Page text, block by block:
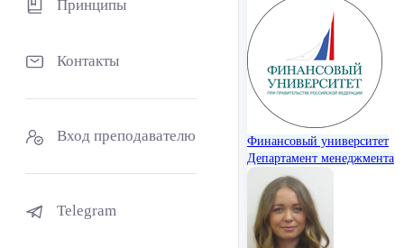
Принципы
Контакты
Вход преподавателю
Telegram
Финансовый университет
Департамент менеджмента